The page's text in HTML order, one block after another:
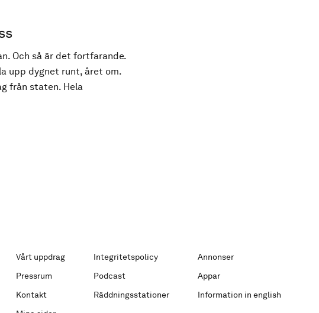
Och så är det fortfarande.
upp dygnet runt, året om.
från staten. Hela
Vårt uppdrag Integritetspolicy
Annonser
Pressrum Podcast
Appar
Kontakt Räddningsstationer
Information in english